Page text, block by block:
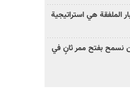
الملفقة هي استراتيجية
بفتح ممر ثانٍ في